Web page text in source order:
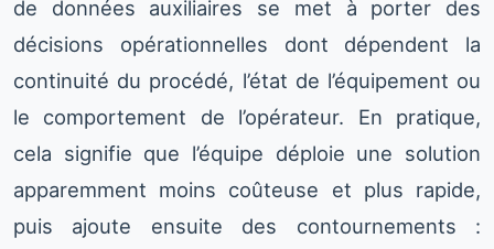
de données auxiliaires se met à porter des
décisions opérationnelles dont dépendent la
continuité du procédé, l’état de l’équipement ou
le comportement de l’opérateur. En pratique,
cela signifie que l’équipe déploie une solution
apparemment moins coûteuse et plus rapide,
puis ajoute ensuite des contournements :